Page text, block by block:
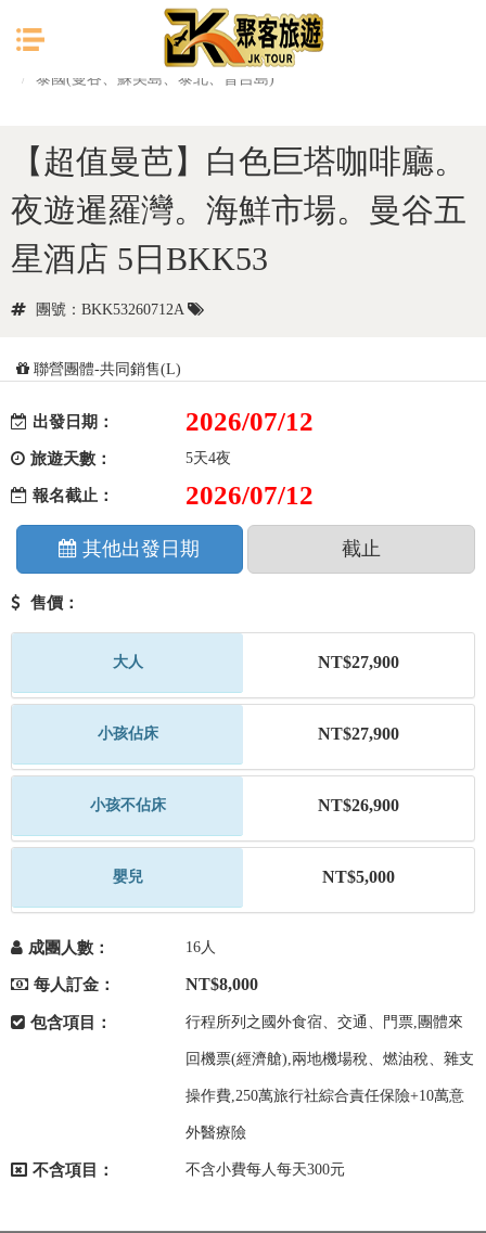
目前位置：
東南亞
泰國(曼谷、蘇美島、泰北、普吉島)
【超值曼芭】白色巨塔咖啡廳。
夜遊暹羅灣。海鮮市場。曼谷五
星酒店 5日BKK53
團號：BKK53260712A
聯營團體-共同銷售(L)
出發日期： 2026/07/12
旅遊天數： 5天4夜
報名截止： 2026/07/12
其他出發日期 截止
售價：
大人 NT$27,900
小孩佔床 NT$27,900
小孩不佔床 NT$26,900
嬰兒 NT$5,000
成團人數： 16人
每人訂金： NT$8,000
包含項目： 行程所列之國外食宿、交通、門票,團體來
回機票(經濟艙),兩地機場稅、燃油稅、雜支
操作費,250萬旅行社綜合責任保險+10萬意
外醫療險
不含項目： 不含小費每人每天300元